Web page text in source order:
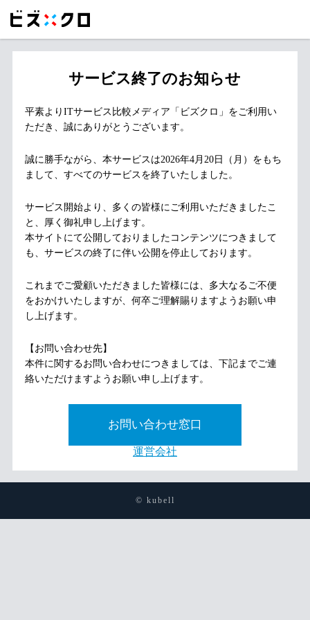
サービス終了のお知らせ
平素よりITサービス比較メディア「ビズクロ」をご利用い
ただき、誠にありがとうございます。
誠に勝手ながら、本サービスは2026年4月20日（月）をもち
まして、すべてのサービスを終了いたしました。
サービス開始より、多くの皆様にご利用いただきましたこ
と、厚く御礼申し上げます。
本サイトにて公開しておりましたコンテンツにつきまして
も、サービスの終了に伴い公開を停止しております。
これまでご愛顧いただきました皆様には、多大なるご不便
をおかけいたしますが、何卒ご理解賜りますようお願い申
し上げます。
【お問い合わせ先】
本件に関するお問い合わせにつきましては、下記までご連
絡いただけますようお願い申し上げます。
お問い合わせ窓口
運営会社
© kubell